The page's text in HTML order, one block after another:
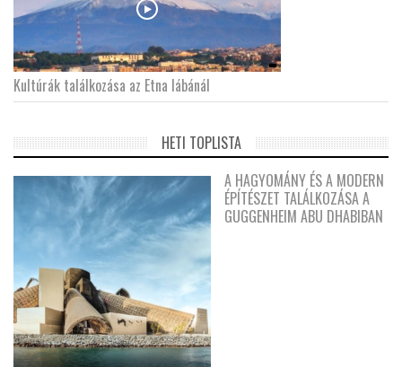
Kultúrák találkozása az Etna lábánál
HETI TOPLISTA
A HAGYOMÁNY ÉS A MODERN
ÉPÍTÉSZET TALÁLKOZÁSA A
GUGGENHEIM ABU DHABIBAN